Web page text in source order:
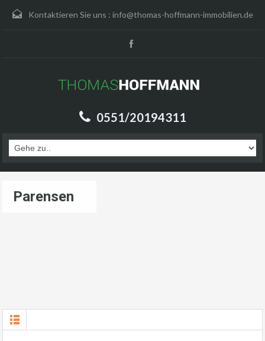
Kontaktieren Sie uns : info@thomas-hoffmann-immobilien.de
0551/20194311
Parensen